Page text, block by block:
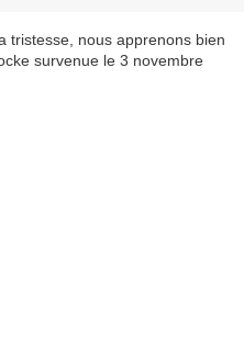
tristesse, nous apprenons bien
survenue le 3 novembre